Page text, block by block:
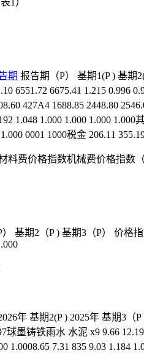
1）
期 报告期（P） 基期1(P ) 基期
6551.72 6675.41 1.215 0.996
427A4 1688.85 2448.80
1.048 1.000 1.000 1.000
0001 1000税金 206.11
料费价格指数机械费价格指数（
基期2（P ) 基期3（P） 价格
年 基期2(P ) 2025年 基期3（
球墨铸铁雨水 水泥 x9 9.66
1.0008.65 7.31 835 9.03 1.184